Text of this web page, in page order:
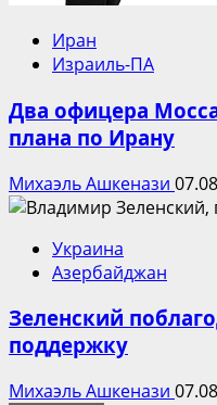
Иран
Израиль-ПА
Два офицера
плана по Ирану
Михаэль Ашкенази
Украина
Азербайджан
Зеленский
поддержку
Михаэль Ашкенази